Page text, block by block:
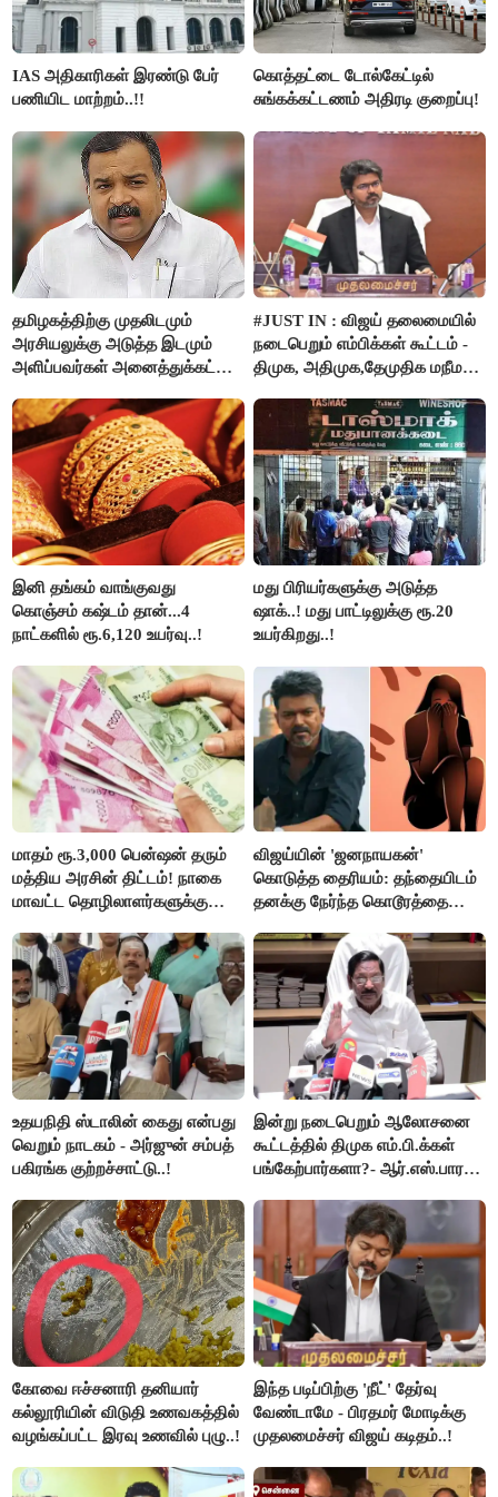
IAS அதிகாரிகள் இரண்டு பேர்
பணியிட மாற்றம்..!!
கொத்தட்டை டோல்கேட்டில்
சுங்கக்கட்டணம் அதிரடி குறைப்பு!
தமிழகத்திற்கு முதலிடமும்
அரசியலுக்கு அடுத்த இடமும்
அளிப்பவர்கள் அனைத்துக்கட்சி
பங்கேற்பார்கள் - மாணிக்கம்
தாகூர்..!!
#JUST IN : விஜய் தலைமையில்
நடைபெறும் எம்பிக்கள் கூட்டம் -
திமுக, அதிமுக,தேமுதிக மநீம
இனி தங்கம் வாங்குவது
கொஞ்சம் கஷ்டம் தான்...4
நாட்களில் ரூ.6,120 உயர்வு..!
மது பிரியர்களுக்கு அடுத்த
ஷாக்..! மது பாட்டிலுக்கு ரூ.20
உயர்கிறது..!
மாதம் ரூ.3,000 பென்ஷன் தரும்
மத்திய அரசின் திட்டம்! நாகை
மாவட்ட தொழிலாளர்களுக்கு
செய்தி!
விஜய்யின் 'ஜனநாயகன்'
கொடுத்த தைரியம்: தந்தையிடம்
தனக்கு நேர்ந்த கொடூரத்தை
உதயநிதி ஸ்டாலின் கைது என்பது
வெறும் நாடகம் - அர்ஜுன் சம்பத்
பகிரங்க குற்றச்சாட்டு..!
இன்று நடைபெறும் ஆலோசனை
கூட்டத்தில் திமுக எம்.பி.க்கள்
பங்கேற்பார்களா?- ஆர்.எஸ்.பாரதி
கோவை ஈச்சனாரி தனியார்
கல்லூரியின் விடுதி உணவகத்தில்
வழங்கப்பட்ட இரவு உணவில் புழு..!
இந்த படிப்பிற்கு 'நீட்' தேர்வு
வேண்டாமே - பிரதமர் மோடிக்கு
முதலமைச்சர் விஜய் கடிதம்..!